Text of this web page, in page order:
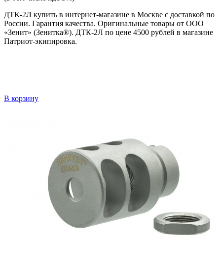
ДТК-2Л купить в интернет-магазине в Москве с доставкой по
России. Гарантия качества. Оригинальные товары от ООО
«Зенит» (Зенитка®). ДТК-2Л по цене 4500 рублей в магазине
Патриот-экипировка.
В корзину